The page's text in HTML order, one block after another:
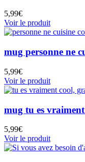
5,99€
Voir le produit
mug personne ne
5,99€
Voir le produit
mug tu es
5,99€
Voir le produit